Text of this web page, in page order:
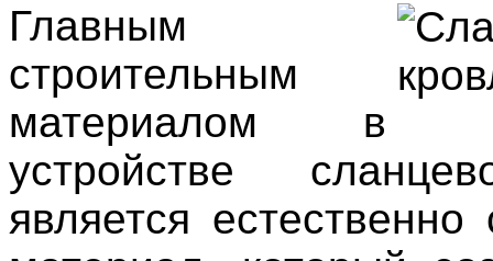
Главным
строительным
материалом в
устройстве
является